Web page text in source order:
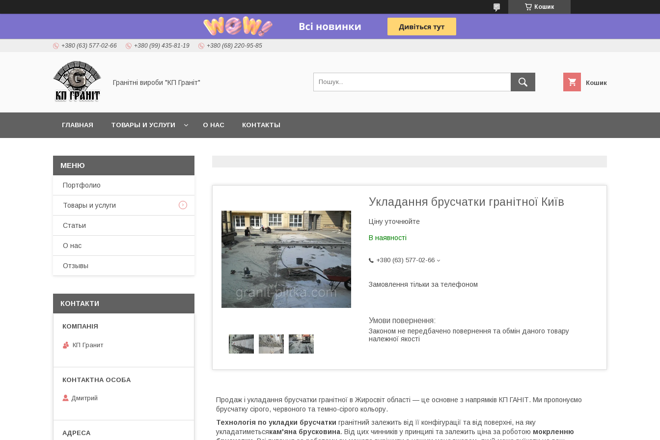
Кошик
+380 (63) 577-02-66 +380 (99) 435-81-19 +380 (68) 220-95-85
Гранітні вироби "КП Граніт" Кошик
ГЛАВНАЯ ТОВАРЫ И УСЛУГИ О НАС КОНТАКТЫ
Укладання брусчатки гранітної Київ
Ціну уточнюйте
В наявності
+380 (63) 577-02-66
Замовлення тільки за телефоном
Законом не передбачено повернення та обмін даного товару
належної якості
Продаж і укладання брусчатки гранітної в Жиросвіт області — це основне з напрямків КП ГАНІТ. Ми пропонуємо
брусчатку сірого, червоного та темно-сірого кольору.
Технологія по укладки брусчатки гранітний залежить від її конфігурації та від поверхні, на яку
укладатиметьсякам'яна брусковина. Від цих чинників у принципі та залежить ціна за роботою мокрленню
Портфолио
Товары и услуги
Статьи
О нас
Отзывы
КОНТАКТИ
КП Гранит
Дмитрий